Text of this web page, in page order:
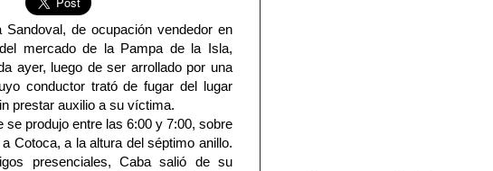
Sandoval, de ocupación vendedor en
mercado de la Pampa de la Isla,
ayer, luego de ser arrollado por una
conductor trató de fugar del lugar
prestar auxilio a su víctima.
se produjo entre las 6:00 y 7:00, sobre
Cotoca, a la altura del séptimo anillo.
presenciales, Caba salió de su